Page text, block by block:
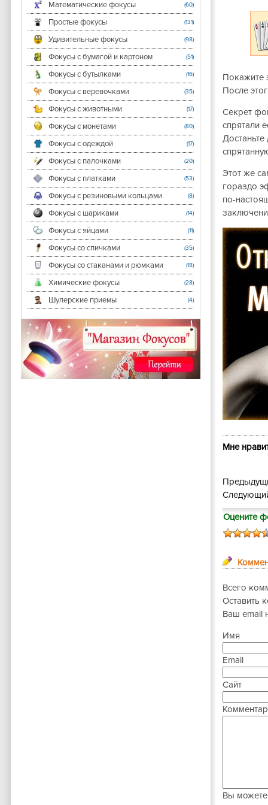
Математические фокусы (60)
Простые фокусы (131)
Удивительные фокусы (98)
Фокусы с бумагой и картоном (51)
Фокусы с бутылками (16)
Фокусы с веревочками (35)
Фокусы с животными (17)
Фокусы с монетами (80)
Фокусы с одеждой (17)
Фокусы с палочками (20)
Фокусы с платками (53)
Фокусы с резиновыми кольцами (8)
Фокусы с шариками (14)
Фокусы с яйцами (11)
Фокусы со спичками (35)
Фокусы со стаканами и рюмками (18)
Химические фокусы (28)
Шулерские приемы (4)
Покажите
После
Секрет
спрятали
Этот же
гораздо
по-
Мне
Оцените
Всего
Оставить
Ваш email
Имя
Email
Сайт
Вы